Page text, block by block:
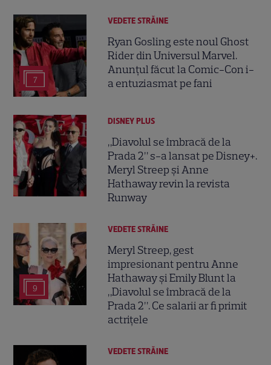
7
VEDETE STRĂINE
Ryan Gosling este noul Ghost
Rider din Universul Marvel.
Anunțul făcut la Comic-Con i-
a entuziasmat pe fani
DISNEY PLUS
„Diavolul se îmbracă de la
Prada 2” s-a lansat pe Disney+.
Meryl Streep și Anne
Hathaway revin la revista
Runway
9
VEDETE STRĂINE
Meryl Streep, gest
impresionant pentru Anne
Hathaway și Emily Blunt la
„Diavolul se îmbracă de la
Prada 2”. Ce salarii ar fi primit
actrițele
VEDETE STRĂINE